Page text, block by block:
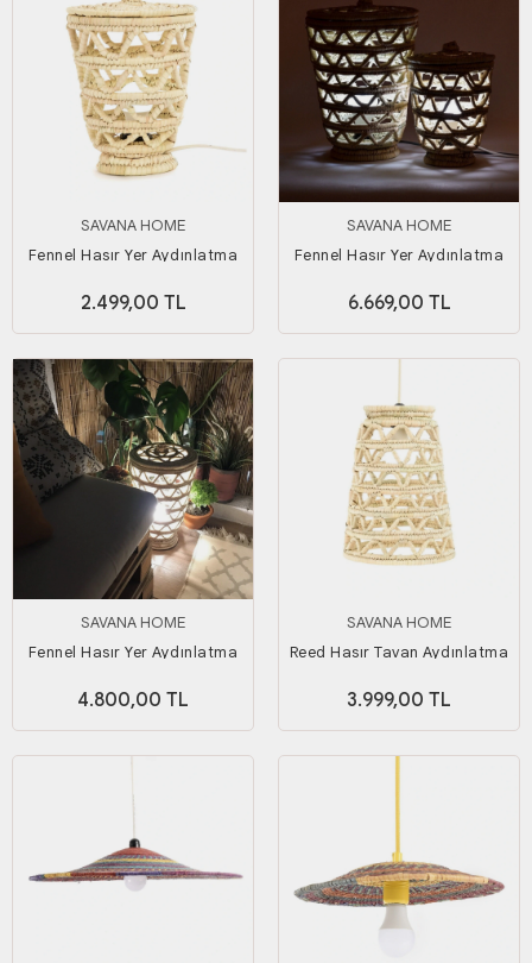
SAVANA HOME
Fennel Hasır Yer Aydınlatma
2.499,00 TL
SAVANA HOME
Fennel Hasır Yer Aydınlatma
6.669,00 TL
SAVANA HOME
Fennel Hasır Yer Aydınlatma
4.800,00 TL
SAVANA HOME
Reed Hasır Tavan Aydınlatma
3.999,00 TL